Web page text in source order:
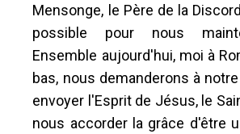
Mensonge, le Père de la
possible pour nous
Ensemble aujourd'hui, moi à
bas, nous demanderons à
envoyer l'Esprit de Jésus, le
nous accorder la grâce d'être